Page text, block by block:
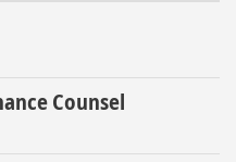
Counsel